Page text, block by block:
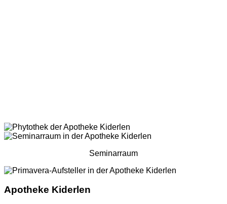
Seminarraum
Apotheke Kiderlen